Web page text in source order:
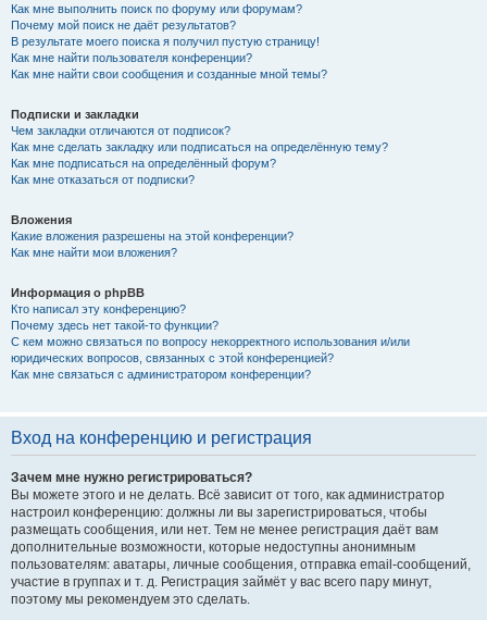
Как мне выполнить поиск по форуму или форумам?
Почему мой поиск не даёт результатов?
В результате моего поиска я получил пустую страницу!
Как мне найти пользователя конференции?
Как мне найти свои сообщения и созданные мной темы?
Подписки и закладки
Чем закладки отличаются от подписок?
Как мне сделать закладку или подписаться на определённую тему?
Как мне подписаться на определённый форум?
Как мне отказаться от подписки?
Вложения
Какие вложения разрешены на этой конференции?
Как мне найти мои вложения?
Информация о phpBB
Кто написал эту конференцию?
Почему здесь нет такой-то функции?
С кем можно связаться по вопросу некорректного использования и/или
юридических вопросов, связанных с этой конференцией?
Как мне связаться с администратором конференции?
Вход на конференцию и регистрация
Зачем мне нужно регистрироваться?
Вы можете этого и не делать. Всё зависит от того, как администратор
настроил конференцию: должны ли вы зарегистрироваться, чтобы
размещать сообщения, или нет. Тем не менее регистрация даёт вам
дополнительные возможности, которые недоступны анонимным
пользователям: аватары, личные сообщения, отправка email-сообщений,
участие в группах и т. д. Регистрация займёт у вас всего пару минут,
поэтому мы рекомендуем это сделать.